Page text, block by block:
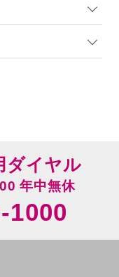
ダイヤル
年中無休
1000